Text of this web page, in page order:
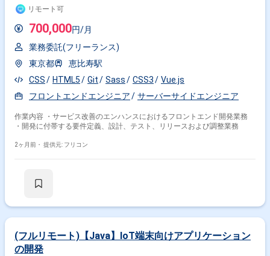
リモート可
700,000円/月
業務委託(フリーランス)
東京都
恵比寿駅
CSS
HTML5 Git Sass CSS3
Vue.js
フロントエンドエンジニア
サーバーサイドエンジニア
作業内容 ・サービス改善のエンハンスにおけるフロントエンド開発業務
・開発に付帯する要件定義、設計、テスト、リリースおよび調整業務
2ヶ月前・ 提供元: フリコン
(フルリモート)【Java】IoT端末向けアプリケーション
の開発
JavaScript × React
JavaScript × Node.js
職種で絞り込む
JavaScript × サーバーサイドエンジニア
業界で絞り込む
JavaScript × サービス
JavaScript × 副業
その他開発言語・スキルから探す